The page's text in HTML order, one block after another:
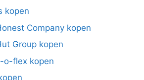
kopen
Company kopen
Group kopen
o-flex kopen